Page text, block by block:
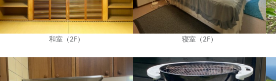
和室（2F） 寝室（2F）